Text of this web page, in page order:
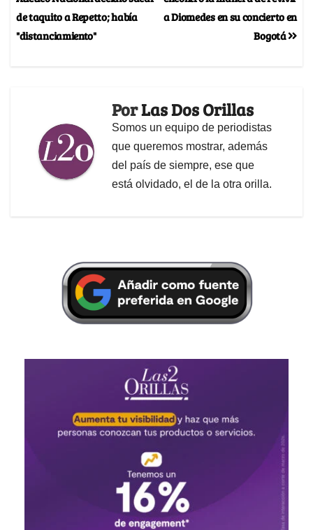
a Diomedes en su concierto en
Bogotá
de taquito a Repetto; había
"distanciamiento"
PorLas Dos Orillas
Somos un equipo de periodistas
que queremos mostrar, además
del país de siempre, ese que
está olvidado, el de la otra orilla.